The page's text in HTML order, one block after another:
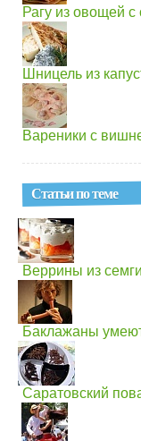
Рагу из овощей
Шницель из
Вареники с
Статьи по теме
Веррины из
Баклажаны
Саратовский